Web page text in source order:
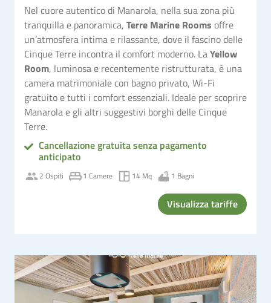
Nel cuore autentico di Manarola, nella sua zona più
tranquilla e panoramica, Terre Marine Rooms offre
un’atmosfera intima e rilassante, dove il fascino delle
Cinque Terre incontra il comfort moderno. LaYellow
Room, luminosa e recentemente ristrutturata, è una
camera matrimoniale con bagno privato, Wi-Fi
gratuito e tutti i comfort essenziali. Ideale per scoprire
Manarola e gli altri suggestivi borghi delle Cinque
Terre.
Cancellazione gratuita senza pagamento
anticipato
2 Ospiti 1 Camere 14 Mq 1 Bagni
Visualizza tariffe